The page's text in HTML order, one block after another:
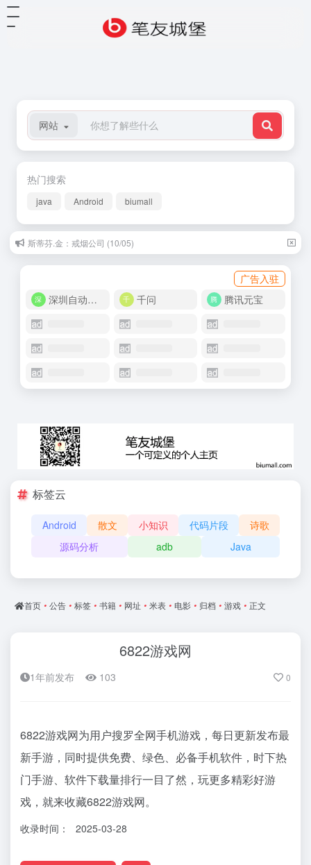
网站
热门搜索
java Android biumall
斯蒂芬.金：戒烟公司 (10/05)
广告入驻
深圳自动化商城
千问 腾讯元宝
标签云
Android 散文 小知识 代码片段
诗歌
源码分析
adb Java
首页 • 公告 • 标签 • 书籍 • 网址 • 米表 • 电影 • 归档 • 游戏 • 正文
6822游戏网
1年前发布 103 0
6822游戏网为用户搜罗全网手机游戏，每日更新发布最
新手游，同时提供免费、绿色、必备手机软件，时下热
门手游、软件下载量排行一目了然，玩更多精彩好游
戏，就来收藏6822游戏网。
收录时间： 2025-03-28